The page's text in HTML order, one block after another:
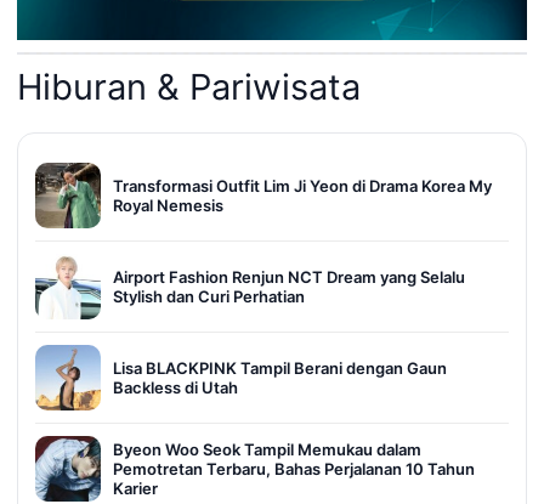
Hiburan & Pariwisata
Transformasi Outfit Lim Ji Yeon di Drama Korea My
Royal Nemesis
Airport Fashion Renjun NCT Dream yang Selalu
Stylish dan Curi Perhatian
Lisa BLACKPINK Tampil Berani dengan Gaun
Backless di Utah
Byeon Woo Seok Tampil Memukau dalam
Pemotretan Terbaru, Bahas Perjalanan 10 Tahun
Karier